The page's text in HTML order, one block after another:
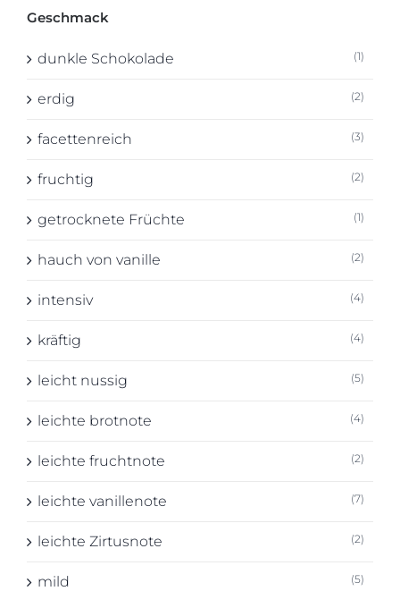
Geschmack
dunkle Schokolade (1)
erdig (2)
facettenreich (3)
fruchtig (2)
getrocknete Früchte (1)
hauch von vanille (2)
intensiv (4)
kräftig (4)
leicht nussig (5)
leichte brotnote (4)
leichte fruchtnote (2)
leichte vanillenote (7)
leichte Zirtusnote (2)
mild (5)